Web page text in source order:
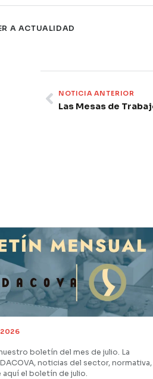
A ACTUALIDAD
Prev
NOTICIA ANTERIOR
2026
boletín del mes de julio. La
noticias del sector, normativa,
el boletín de julio.